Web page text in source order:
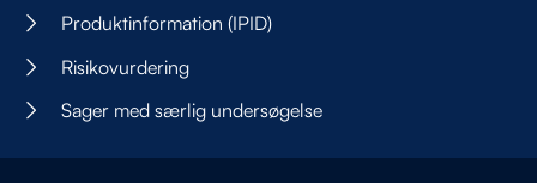
Produktinformation (IPID)
Risikovurdering
Sager med særlig undersøgelse